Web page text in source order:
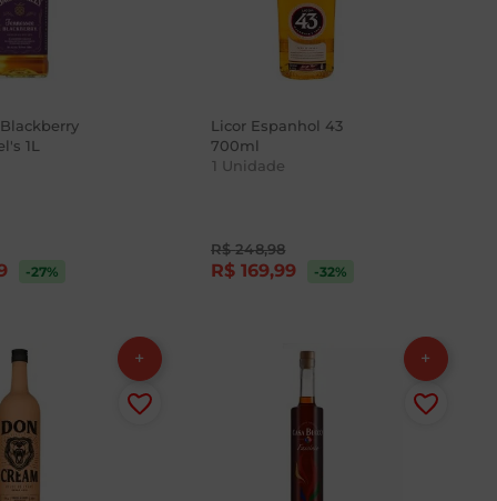
1L
-27%
Licor Espanhol 43
700ml
1 Unidade
R$ 248,98
R$ 169,99 -32%